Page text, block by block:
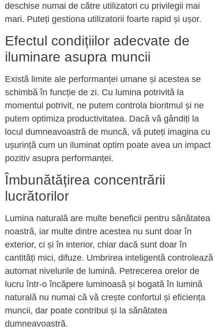
deschise numai de către utilizatori cu privilegii mai
mari. Puteți gestiona utilizatorii foarte rapid și ușor.
Efectul condițiilor adecvate de
iluminare asupra muncii
Există limite ale performanței umane și acestea se
schimbă în funcție de zi. Cu lumina potrivită la
momentul potrivit, ne putem controla bioritmul și ne
putem optimiza productivitatea. Dacă vă gândiți la
locul dumneavoastră de muncă, vă puteți imagina cu
ușurință cum un iluminat optim poate avea un impact
pozitiv asupra performanței.
Îmbunătățirea concentrării
lucrătorilor
Lumina naturală are multe beneficii pentru sănătatea
noastră, iar multe dintre acestea nu sunt doar în
exterior, ci și în interior, chiar dacă sunt doar în
cantități mici, difuze. Umbrirea inteligentă controlează
automat nivelurile de lumină. Petrecerea orelor de
lucru într-o încăpere luminoasă și bogată în lumină
naturală nu numai că vă crește confortul și eficiența
muncii, dar poate contribui și la sănătatea
dumneavoastră.